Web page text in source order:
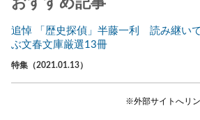
追悼 「歴史探偵」半藤一利 読み継い
ぶ文春文庫厳選13冊
特集（2021.01.13）
※外部サイトへリ